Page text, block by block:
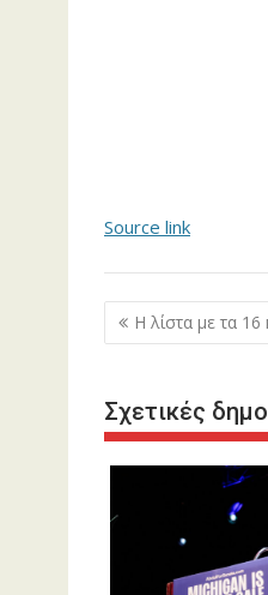
Source link
Πλοήγηση
άρθρων
Η λίστα με τα
Σχετικές